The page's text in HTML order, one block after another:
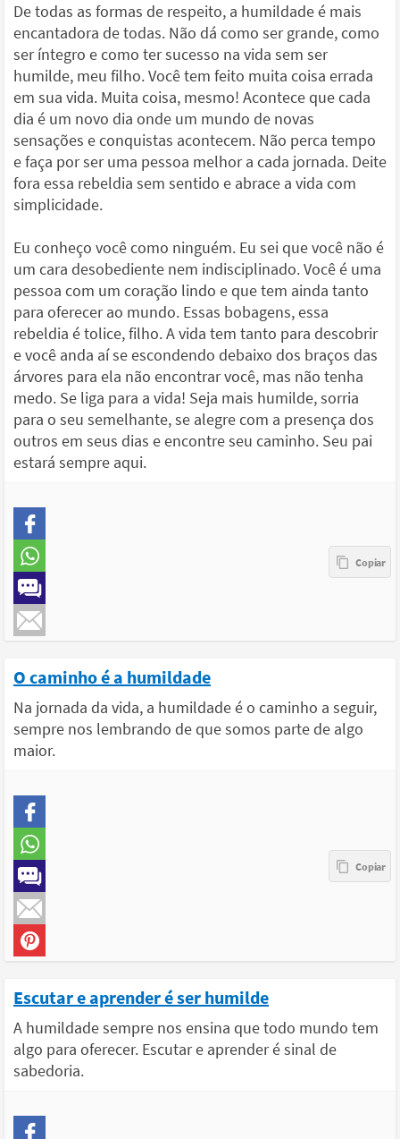
De todas as formas de respeito, a humildade é mais
encantadora de todas. Não dá como ser grande, como
ser íntegro e como ter sucesso na vida sem ser
humilde, meu filho. Você tem feito muita coisa errada
em sua vida. Muita coisa, mesmo! Acontece que cada
dia é um novo dia onde um mundo de novas
sensações e conquistas acontecem. Não perca tempo
e faça por ser uma pessoa melhor a cada jornada. Deite
fora essa rebeldia sem sentido e abrace a vida com
simplicidade.
Eu conheço você como ninguém. Eu sei que você não é
um cara desobediente nem indisciplinado. Você é uma
pessoa com um coração lindo e que tem ainda tanto
para oferecer ao mundo. Essas bobagens, essa
rebeldia é tolice, filho. A vida tem tanto para descobrir
e você anda aí se escondendo debaixo dos braços das
árvores para ela não encontrar você, mas não tenha
medo. Se liga para a vida! Seja mais humilde, sorria
para o seu semelhante, se alegre com a presença dos
outros em seus dias e encontre seu caminho. Seu pai
estará sempre aqui.
O caminho é a humildade
Na jornada da vida, a humildade é o caminho a seguir,
sempre nos lembrando de que somos parte de algo
maior.
Escutar e aprender é ser humilde
A humildade sempre nos ensina que todo mundo tem
algo para oferecer. Escutar e aprender é sinal de
sabedoria.